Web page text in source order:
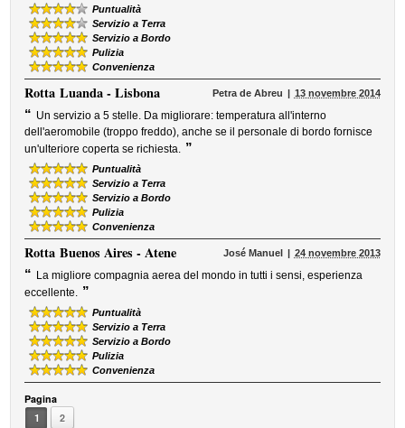
Puntualità
Servizio a Terra
Servizio a Bordo
Pulizia
Convenienza
RottaLuanda - Lisbona Petra de Abreu 13 novembre 2014
“ Un servizio a 5 stelle. Da migliorare: temperatura all'interno
dell'aeromobile (troppo freddo), anche se il personale di bordo fornisce
un'ulteriore coperta se richiesta. ”
Puntualità
Servizio a Terra
Servizio a Bordo
Pulizia
Convenienza
RottaBuenos Aires - Atene José Manuel 24 novembre 2013
“ La migliore compagnia aerea del mondo in tutti i sensi, esperienza
eccellente. ”
Puntualità
Servizio a Terra
Servizio a Bordo
Pulizia
Convenienza
Pagina
1
2